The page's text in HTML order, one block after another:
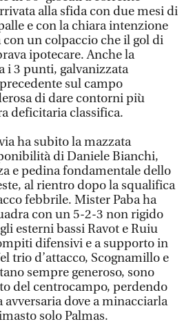
alla sfida con due mesi di
e con la chiara intenzione
un colpaccio che il gol di
ipotecare. Anche la
i 3 punti, galvanizzata
sul campo
di dare contorni più
deficitaria classifica.
ha subito la mazzata
di Daniele Bianchi,
e pedina fondamentale dello
al rientro dopo la squalifica
febbrile. Mister Paba ha
con un 5-2-3 non rigido
esterni bassi Ravot e Ruiu
difensivi e a supporto in
trio d’attacco, Scognamillo e
sempre generoso, sono
del centrocampo, perdendo
avversaria dove a minacciarla
solo Palmas.